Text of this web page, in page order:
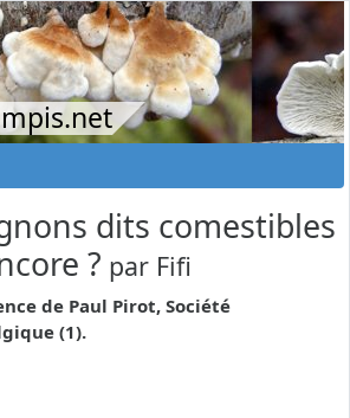
dits comestibles
? par Fifi
de Paul Pirot, Société
(1).